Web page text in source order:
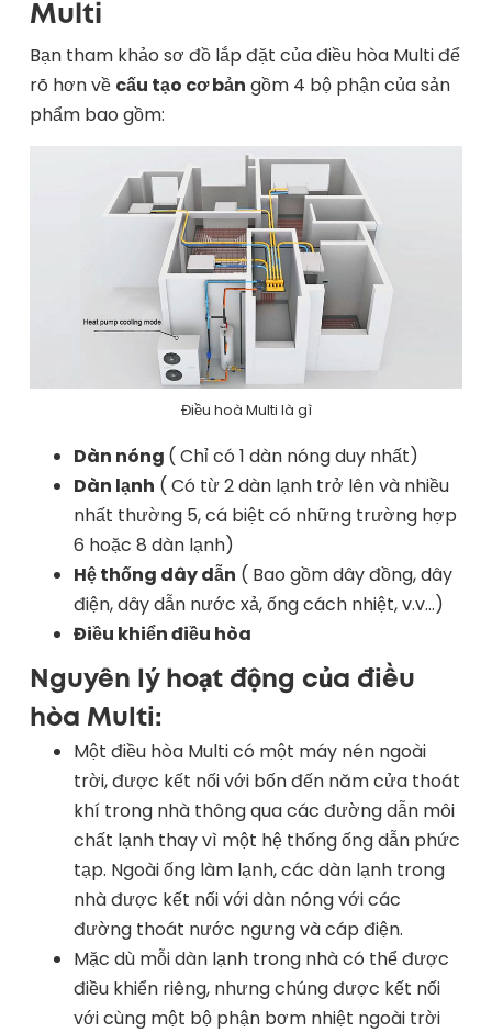
Multi
Bạn tham khảo sơ đồ lắp đặt của điều hòa Multi để
rõ hơn về cấu tạo cơ bản gồm 4 bộ phận của sản
phẩm bao gồm:
Điều hoà Multi là gì
Dàn nóng ( Chỉ có 1 dàn nóng duy nhất)
Dàn lạnh ( Có từ 2 dàn lạnh trở lên và nhiều
nhất thường 5, cá biệt có những trường hợp
6 hoặc 8 dàn lạnh)
Hệ thống dây dẫn ( Bao gồm dây đồng, dây
điện, dây dẫn nước xả, ống cách nhiệt, v.v…)
Điều khiển điều hòa
Nguyên lý hoạt động của điều
hòa Multi:
Một điều hòa Multi có một máy nén ngoài
trời, được kết nối với bốn đến năm cửa thoát
khí trong nhà thông qua các đường dẫn môi
chất lạnh thay vì một hệ thống ống dẫn phức
tạp. Ngoài ống làm lạnh, các dàn lạnh trong
nhà được kết nối với dàn nóng với các
đường thoát nước ngưng và cáp điện.
Mặc dù mỗi dàn lạnh trong nhà có thể được
điều khiển riêng, nhưng chúng được kết nối
với cùng một bộ phận bơm nhiệt ngoài trời